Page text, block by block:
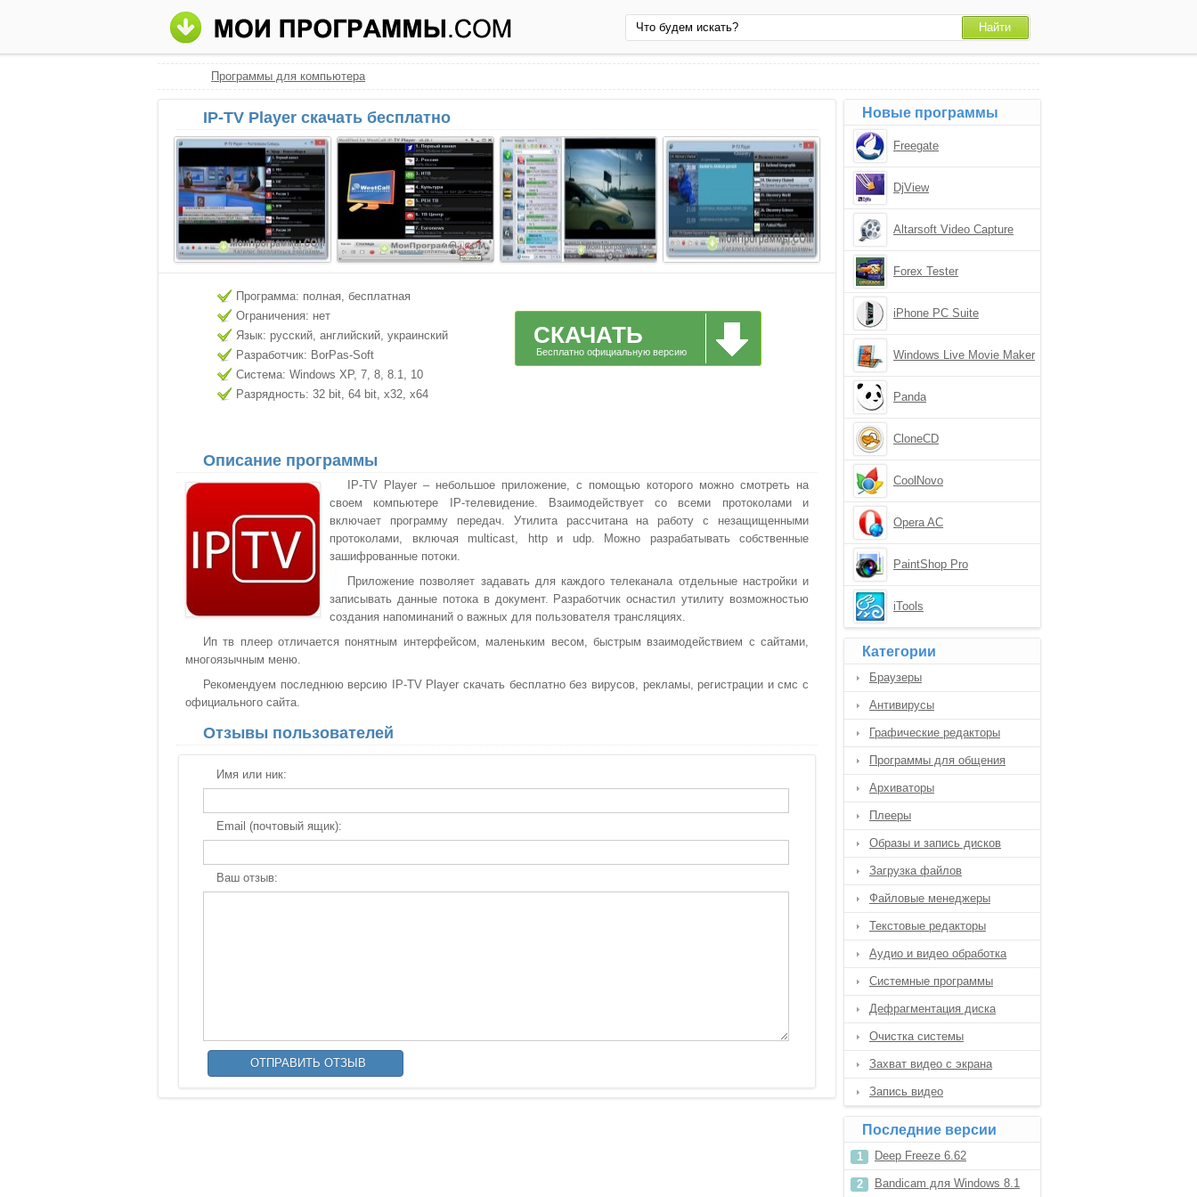
Программы для компьютера
IP-TV Player скачать бесплатно
Программа: полная, бесплатная
Ограничения: нет
Язык: русский, английский, украинский
Разработчик: BorPas-Soft
Система: Windows XP, 7, 8, 8.1, 10
Разрядность: 32 bit, 64 bit, x32, x64
СКАЧАТЬ
Бесплатно официальную версию
Описание программы
IP-TV Player – небольшое приложение, с помощью которого можно смотреть на
своем компьютере IP-телевидение. Взаимодействует со всеми протоколами и
включает программу передач. Утилита рассчитана на работу с незащищенными
протоколами, включая multicast, http и udp. Можно разрабатывать собственные
зашифрованные потоки.
Приложение позволяет задавать для каждого телеканала отдельные настройки и
записывать данные потока в документ. Разработчик оснастил утилиту возможностью
создания напоминаний о важных для пользователя трансляциях.
Ип тв плеер отличается понятным интерфейсом, маленьким весом, быстрым взаимодействием с сайтами,
многоязычным меню.
Рекомендуем последнюю версию IP-TV Player скачать бесплатно без вирусов, рекламы, регистрации и смс с
официального сайта.
Отзывы пользователей
Имя или ник:
Email (почтовый ящик):
Ваш отзыв:
Новые программы
Freegate
DjView
Altarsoft Video Capture
Forex Tester
iPhone PC Suite
Windows Live Movie Maker
Panda
CloneCD
CoolNovo
Opera AC
PaintShop Pro
iTools
Категории
Браузеры
Антивирусы
Графические редакторы
Программы для общения
Архиваторы
Плееры
Образы и запись дисков
Загрузка файлов
Файловые менеджеры
Текстовые редакторы
Аудио и видео обработка
Системные программы
Дефрагментация диска
Очистка системы
Захват видео с экрана
Запись видео
Последние версии
Deep Freeze 6.62
Bandicam для Windows 8.1